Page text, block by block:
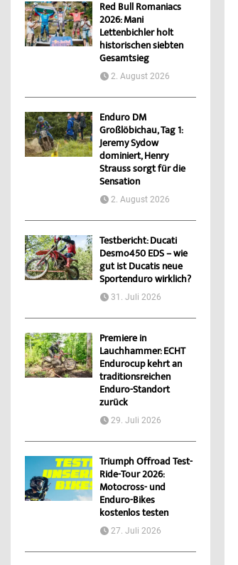
Red Bull Romaniacs
2026: Mani
Lettenbichler holt
historischen siebten
Gesamtsieg
2. August 2026
Enduro DM
Großlöbichau, Tag 1:
Jeremy Sydow
dominiert, Henry
Strauss sorgt für die
Sensation
2. August 2026
Testbericht: Ducati
Desmo450 EDS – wie
gut ist Ducatis neue
Sportenduro wirklich?
31. Juli 2026
Premiere in
Lauchhammer: ECHT
Endurocup kehrt an
traditionsreichen
Enduro-Standort
zurück
29. Juli 2026
Triumph Offroad Test-
Ride-Tour 2026:
Motocross- und
Enduro-Bikes
kostenlos testen
27. Juli 2026